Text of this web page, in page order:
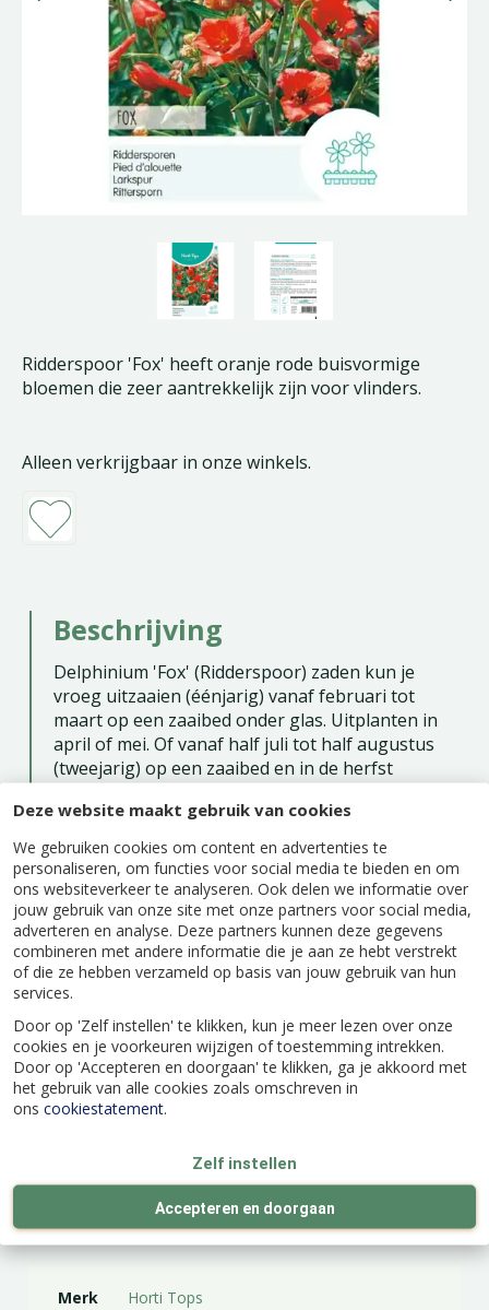
Deze website maakt gebruik van cookies
We gebruiken cookies om content en advertenties te
personaliseren, om functies voor social media te bieden en om
ons websiteverkeer te analyseren. Ook delen we informatie over
jouw gebruik van onze site met onze partners voor social media,
adverteren en analyse. Deze partners kunnen deze gegevens
combineren met andere informatie die je aan ze hebt verstrekt
of die ze hebben verzameld op basis van jouw gebruik van hun
services.
Door op 'Zelf instellen' te klikken, kun je meer lezen over onze
cookies en je voorkeuren wijzigen of toestemming intrekken.
Door op 'Accepteren en doorgaan' te klikken, ga je akkoord met
het gebruik van alle cookies zoals omschreven in
ons cookiestatement.
Zelf instellen
Accepteren en doorgaan
Ridderspoor 'Fox' heeft oranje rode buisvormige
bloemen die zeer aantrekkelijk zijn voor vlinders.
Alleen verkrijgbaar in onze winkels.
Beschrijving
Delphinium 'Fox' (Ridderspoor) zaden kun je
vroeg uitzaaien (éénjarig) vanaf februari tot
maart op een zaaibed onder glas. Uitplanten in
april of mei. Of vanaf half juli tot half augustus
(tweejarig) op een zaaibed en in de herfst
terrasplant.
Zaaien binnen: februari - maart (éénjarig)
Zaaien buiten: juli - augustus (tweejarig)
Bloeitijd: mei - augustus
Inhoud: ca. 25 zaden
Specificaties
8711117426400
Latijnse naam Delphinium nudicaule
Merk Horti Tops